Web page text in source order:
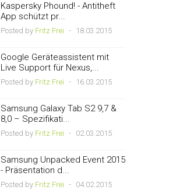
Kaspersky Phound! - Antitheft
App schützt pr...
Posted by Fritz Frei - 18.03.2015
Google Geräteassistent mit
Live Support für Nexus,...
Posted by Fritz Frei - 16.03.2015
Samsung Galaxy Tab S2 9,7 &
8,0 – Spezifikati...
Posted by Fritz Frei - 02.03.2015
Samsung Unpacked Event 2015
- Präsentation d...
Posted by Fritz Frei - 04.02.2015